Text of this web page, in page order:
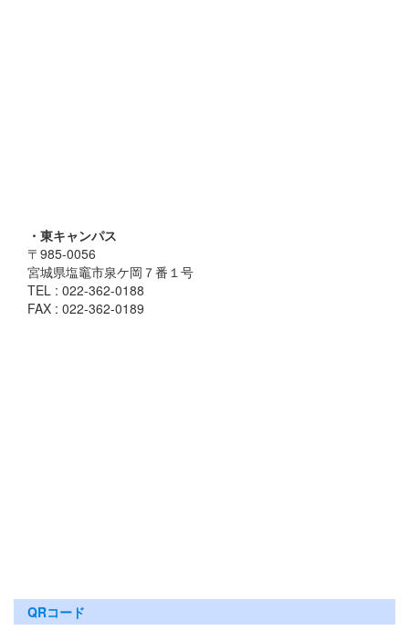
・東キャンパス
〒985-0056
宮城県塩竈市泉ケ岡７番１号
TEL : 022-362-0188
FAX : 022-362-0189
QRコード